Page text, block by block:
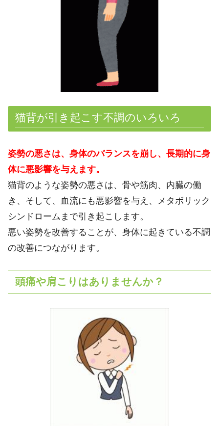
猫背が引き起こす不調のいろいろ
姿勢の悪さは、身体のバランスを崩し、長期的に身
体に悪影響を与えます。
猫背のような姿勢の悪さは、骨や筋肉、内臓の働
き、そして、血流にも悪影響を与え、メタボリック
シンドロームまで引き起こします。
悪い姿勢を改善することが、身体に起きている不調
の改善につながります。
頭痛や肩こりはありませんか？